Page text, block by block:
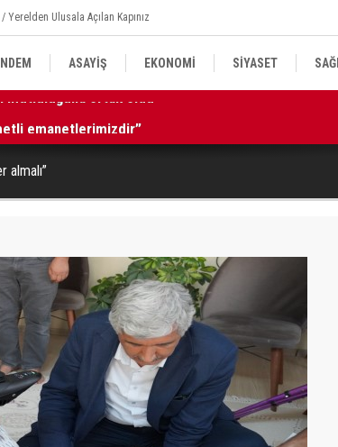
Yerelden Ulusala Açılan Kapınız
ASAYİŞ EKONOMİ SİYASET
emanetlerimizdir”
almalı”